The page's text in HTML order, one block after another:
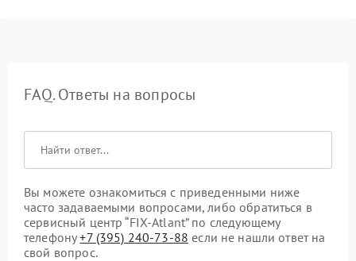
FAQ. Ответы на вопросы
Вы можете ознакомиться с приведенными ниже
часто задаваемыми вопросами, либо обратиться в
сервисный центр “FIX-Atlant” по следующему
телефону+7 (395) 240-73-88 если не нашли ответ на
свой вопрос.